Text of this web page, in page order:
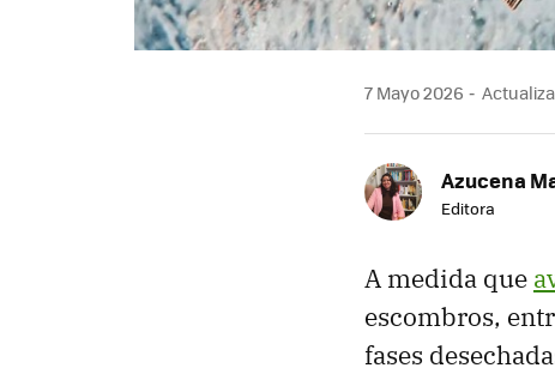
7 Mayo 2026
Azucena
Editora
A medida que
escombros,
fases